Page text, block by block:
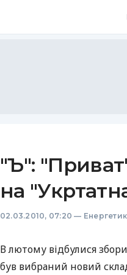
"Ъ":
на
02.03.2010, 07:20 —
В лютому відбулися
був вибраний новий